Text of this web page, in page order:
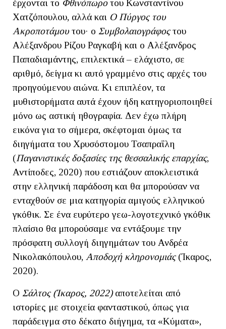
έρχονται το Φθινόπωροτου Κωνσταντίνου
Χατζόπουλου, αλλά και Ο Πύργος του
Ακροποτάμου του· ο Συμβολαιογράφοςτου
Αλέξανδρου Ρίζου Ραγκαβή και ο Αλέξανδρος
Παπαδιαμάντης, επιλεκτικά – ελάχιστο, σε
αριθμό, δείγμα κι αυτό γραμμένο στις αρχές του
προηγούμενου αιώνα. Κι επιπλέον, τα
μυθιστορήματα αυτά έχουν ήδη κατηγοριοποιηθεί
μόνο ως αστική ηθογραφία. Δεν έχω πλήρη
εικόνα για το σήμερα, σκέφτομαι όμως τα
διηγήματα του Χρυσόστομου Τσαπραΐλη
(Παγανιστικές δοξασίες της θεσσαλικής επαρχίας,
Αντίποδες, 2020) που εστιάζουν αποκλειστικά
στην ελληνική παράδοση και θα μπορούσαν να
ενταχθούν σε μια κατηγορία αμιγούς ελληνικού
γκόθικ. Σε ένα ευρύτερο γεω-λογοτεχνικό γκόθικ
πλαίσιο θα μπορούσαμε να εντάξουμε την
πρόσφατη συλλογή διηγημάτων του Ανδρέα
Νικολακόπουλου, Αποδοχή κληρονομιάς(Ίκαρος,
2020).
Ο Σάλτος (Ίκαρος, 2022)αποτελείται από
ιστορίες με στοιχεία φανταστικού, όπως για
παράδειγμα στο δέκατο διήγημα, τα «Κύματα»,